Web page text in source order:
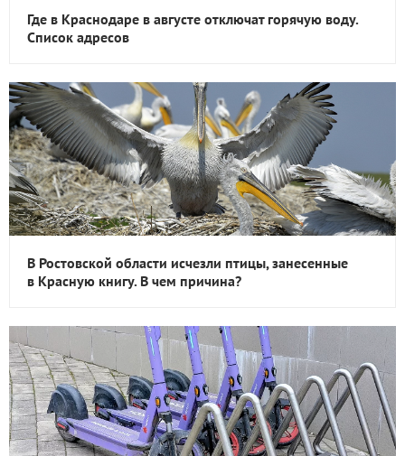
Где в Краснодаре в августе отключат горячую воду.
Список адресов
В Ростовской области исчезли птицы, занесенные
в Красную книгу. В чем причина?